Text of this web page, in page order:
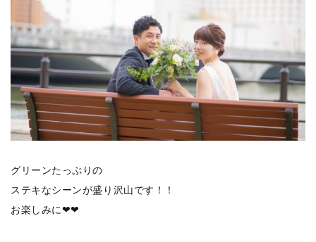
グリーンたっぷりの
ステキなシーンが盛り沢山です！！
お楽しみに❤❤